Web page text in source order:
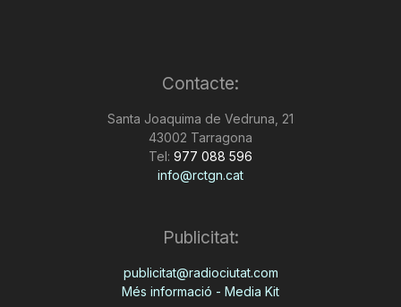
Contacte:
Santa Joaquima de Vedruna, 21
43002 Tarragona
Tel: 977 088 596
info@rctgn.cat
Publicitat:
publicitat@radiociutat.com
Més informació - Media Kit